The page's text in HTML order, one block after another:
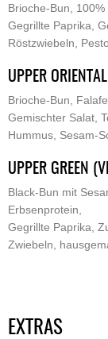
Brioche-Bun, 100%
Gegrillte Paprika,
Röstzwiebeln,
UPPER ORIENTAL
Brioche-Bun,
Gemischter Salat,
Hummus, Sesam-
UPPER GREEN
Black-Bun mit
Erbsenprotein,
Gegrillte Paprika,
Zwiebeln,
EXTRAS